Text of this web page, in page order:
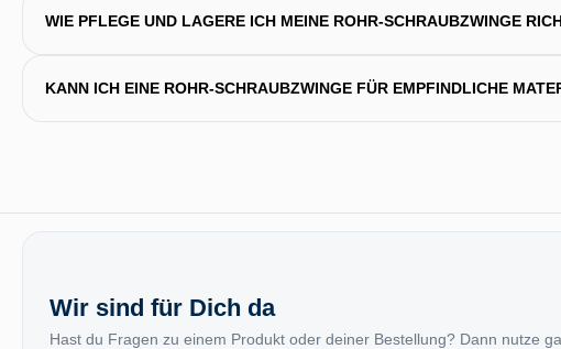
WIE PFLEGE UND LAGERE ICH MEINE ROHR-SCHRAUBZWINGE
KANN ICH EINE ROHR-SCHRAUBZWINGE FÜR EMPFINDLICHE
Wir sind für Dich da
Hast du Fragen zu einem Produkt oder deiner Bestellung? Dann nutze